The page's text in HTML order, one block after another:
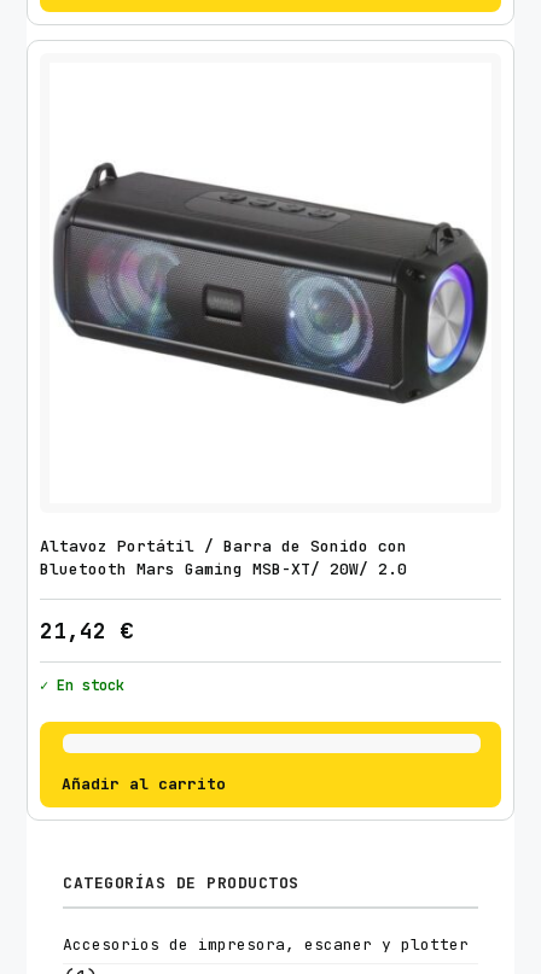
Altavoz Portátil / Barra de Sonido con
Bluetooth Mars Gaming MSB-XT/ 20W/ 2.0
21,42 €
✓ En stock
Añadir al carrito
CATEGORÍAS DE PRODUCTOS
Accesorios de impresora, escaner y plotter